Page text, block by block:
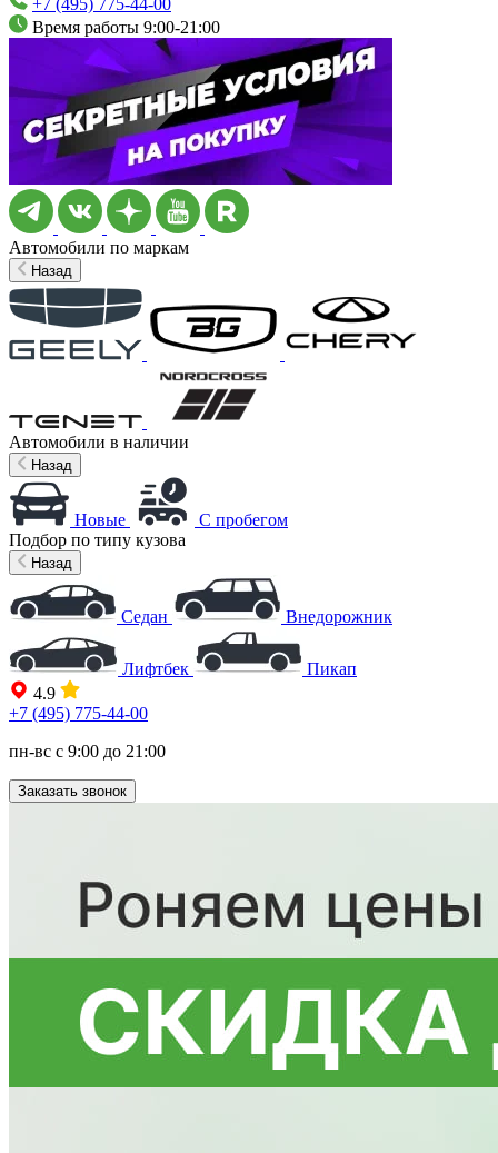
+7 (495) 775-44-00
Время работы 9:00-21:00
Автомобили по маркам
Назад
Автомобили в наличии
Назад
Новые
С пробегом
Подбор по типу кузова
Назад
Седан Внедорожник
Лифтбек
Пикап
4.9
+7 (495) 775-44-00
пн-вс с 9:00 до 21:00
Заказать звонок